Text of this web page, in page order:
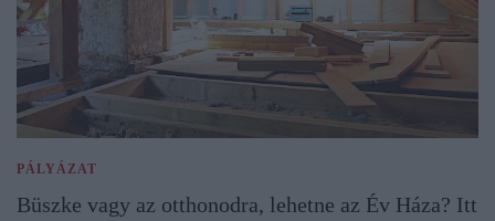
PÁLYÁZAT
Büszke vagy az otthonodra, lehetne az Év Háza? Itt